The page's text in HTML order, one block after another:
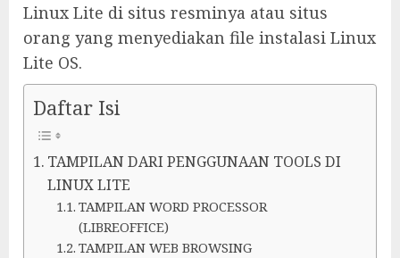
Linux Lite di situs resminya atau situs
orang yang menyediakan file instalasi Linux
Lite OS.
Daftar Isi
TAMPILAN DARI PENGGUNAAN TOOLS DI
LINUX LITE
TAMPILAN WORD PROCESSOR
(LIBREOFFICE)
TAMPILAN WEB BROWSING